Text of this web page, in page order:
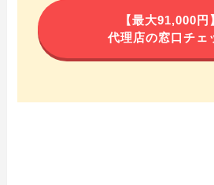
【最大91,000円
代理店の窓口チェ